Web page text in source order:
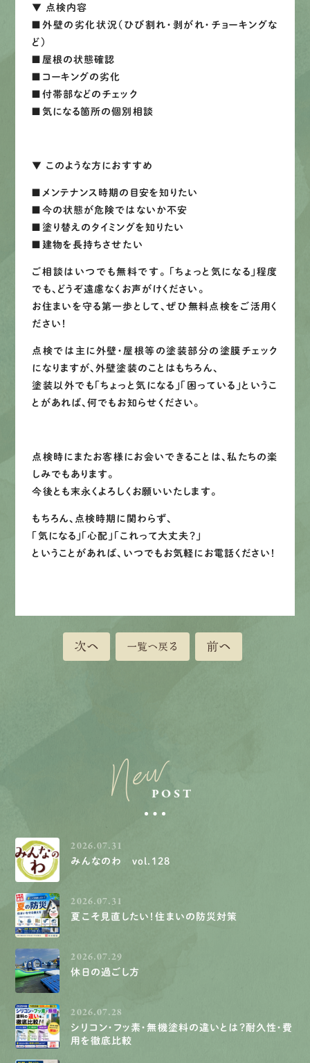
▼ 点検内容
■外壁の劣化状況（ひび割れ・剥がれ・チョーキングな
ど）
■屋根の状態確認
■コーキングの劣化
■付帯部などのチェック
■気になる箇所の個別相談
▼ このような方におすすめ
■メンテナンス時期の目安を知りたい
■今の状態が危険ではないか不安
■塗り替えのタイミングを知りたい
■建物を長持ちさせたい
ご相談はいつでも無料です。 「ちょっと気になる」程度
でも、どうぞ遠慮なくお声がけください。
お住まいを守る第一歩として、ぜひ無料点検をご活用く
ださい！
点検では主に外壁・屋根等の塗装部分の塗膜チェック
になりますが、外壁塗装のことはもちろん、
塗装以外でも「ちょっと気になる」「困っている」というこ
とがあれば、何でもお知らせください。
点検時にまたお客様にお会いできることは、私たちの楽
しみでもあります。
今後とも末永くよろしくお願いいたします。
もちろん、点検時期に関わらず、
「気になる」「心配」「これって大丈夫？」
ということがあれば、いつでもお気軽にお電話ください！
次へ 一覧へ戻る 前へ
NewPOST
2026.07.31
みんなのわ vol.128
2026.07.31
夏こそ見直したい！住まいの防災対策
2026.07.29
休日の過ごし方
2026.07.28
シリコン・フッ素・無機塗料の違いとは？耐久性・費
用を徹底比較